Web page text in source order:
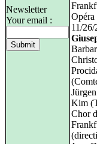
Newsletter
Your email :
Opéra
11/
Kim
Chor